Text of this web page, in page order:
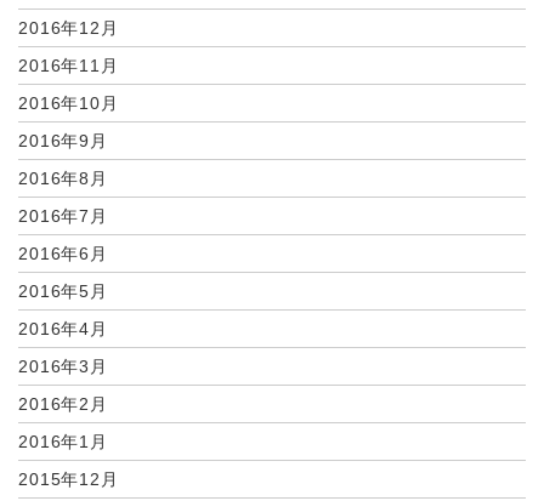
2016年12月
2016年11月
2016年10月
2016年9月
2016年8月
2016年7月
2016年6月
2016年5月
2016年4月
2016年3月
2016年2月
2016年1月
2015年12月